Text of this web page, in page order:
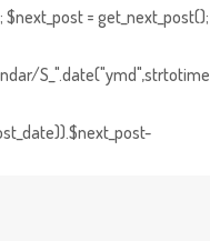
= get_next_post();